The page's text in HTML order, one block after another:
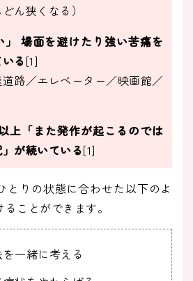
ん狭くなる）
場面を避けたり強い苦痛を
る [1]
道路／エレベーター／映画館／
上「また発作が起こるのでは
が続いている[1]
とりの状態に合わせた以下のよ
ことができます。
一緒に考える